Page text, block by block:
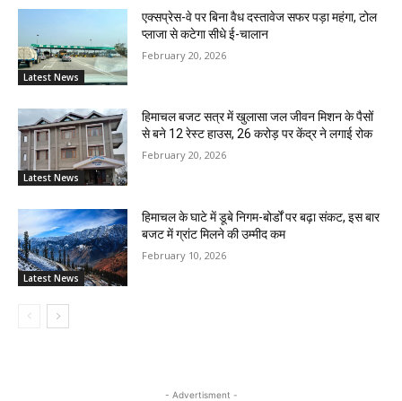
Latest News
एक्सप्रेस-वे पर बिना वैध दस्तावेज सफर पड़ा महंगा, टोल
प्लाजा से कटेगा सीधे ई-चालान
February 20, 2026
Latest News
हिमाचल बजट सत्र में खुलासा जल जीवन मिशन के पैसों
से बने 12 रेस्ट हाउस, 26 करोड़ पर केंद्र ने लगाई रोक
February 20, 2026
Latest News
हिमाचल के घाटे में डूबे निगम-बोर्डों पर बढ़ा संकट, इस बार
बजट में ग्रांट मिलने की उम्मीद कम
February 10, 2026
- Advertisment -